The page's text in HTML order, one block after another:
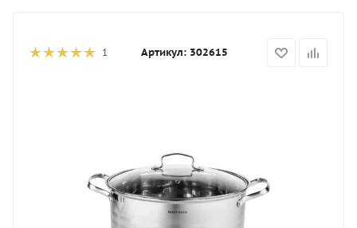
1 Артикул: 302615